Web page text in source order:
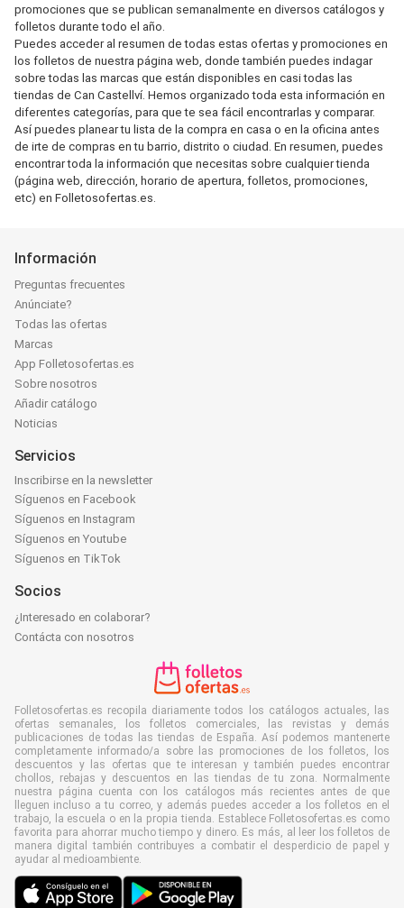
promociones que se publican semanalmente en diversos catálogos y
folletos durante todo el año.
Puedes acceder al resumen de todas estas ofertas y promociones en
los folletos de nuestra página web, donde también puedes indagar
sobre todas las marcas que están disponibles en casi todas las
tiendas de Can Castellví. Hemos organizado toda esta información en
diferentes categorías, para que te sea fácil encontrarlas y comparar.
Así puedes planear tu lista de la compra en casa o en la oficina antes
de irte de compras en tu barrio, distrito o ciudad. En resumen, puedes
encontrar toda la información que necesitas sobre cualquier tienda
(página web, dirección, horario de apertura, folletos, promociones,
etc) en Folletosofertas.es.
Información
Preguntas frecuentes
Anúnciate?
Todas las ofertas
Marcas
App Folletosofertas.es
Sobre nosotros
Añadir catálogo
Noticias
Servicios
Inscribirse en la newsletter
Síguenos en Facebook
Síguenos en Instagram
Síguenos en Youtube
Síguenos en TikTok
Socios
¿Interesado en colaborar?
Contácta con nosotros
Folletosofertas.es recopila diariamente todos los catálogos actuales, las
ofertas semanales, los folletos comerciales, las revistas y demás
publicaciones de todas las tiendas de España. Así podemos mantenerte
completamente informado/a sobre las promociones de los folletos, los
descuentos y las ofertas que te interesan y también puedes encontrar
chollos, rebajas y descuentos en las tiendas de tu zona. Normalmente
nuestra página cuenta con los catálogos más recientes antes de que
lleguen incluso a tu correo, y además puedes acceder a los folletos en el
trabajo, la escuela o en la propia tienda. Establece Folletosofertas.es como
favorita para ahorrar mucho tiempo y dinero. Es más, al leer los folletos de
manera digital también contribuyes a combatir el desperdicio de papel y
ayudar al medioambiente.